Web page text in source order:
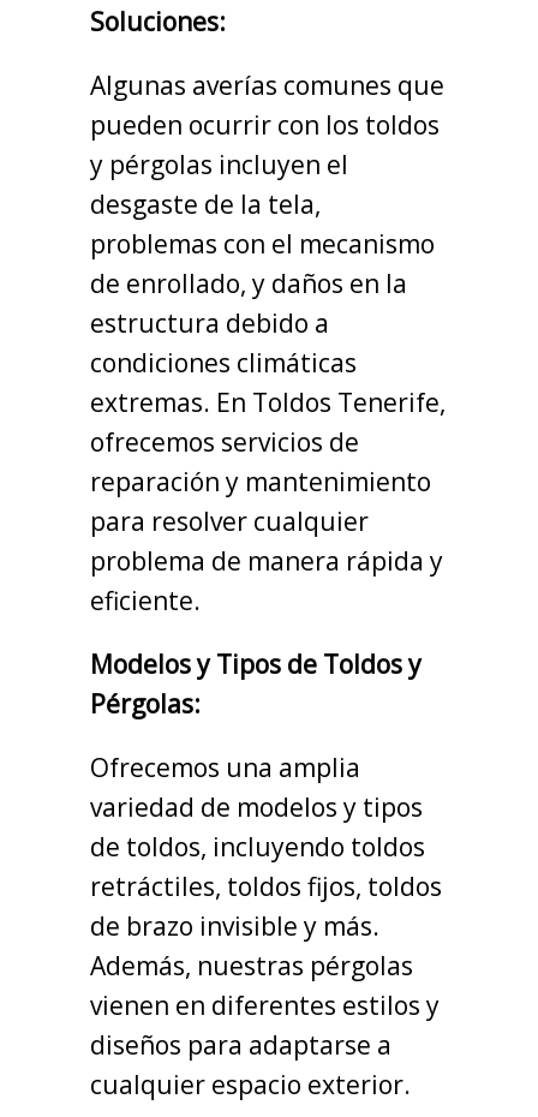
Soluciones:
Algunas averías comunes que
pueden ocurrir con los toldos
y pérgolas incluyen el
desgaste de la tela,
problemas con el mecanismo
de enrollado, y daños en la
estructura debido a
condiciones climáticas
extremas. En Toldos Tenerife,
ofrecemos servicios de
reparación y mantenimiento
para resolver cualquier
problema de manera rápida y
eficiente.
Modelos y Tipos de Toldos y
Pérgolas:
Ofrecemos una amplia
variedad de modelos y tipos
de toldos, incluyendo toldos
retráctiles, toldos fijos, toldos
de brazo invisible y más.
Además, nuestras pérgolas
vienen en diferentes estilos y
diseños para adaptarse a
cualquier espacio exterior.